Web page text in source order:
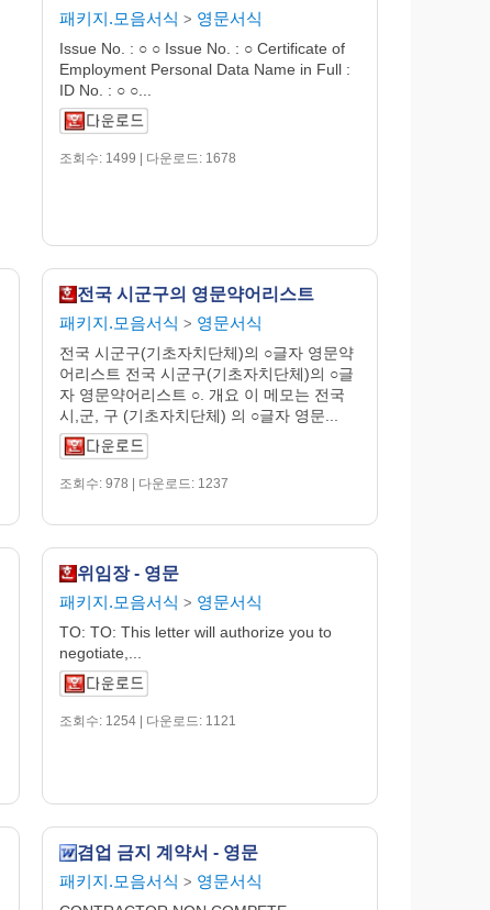
패키지.모음서식 > 영문서식
Issue No. : ○ ○ Issue No. : ○ Certificate of
Employment Personal Data Name in Full :
ID No. : ○ ○...
조회수: 1499 | 다운로드: 1678
전국 시군구의 영문약어리스트
패키지.모음서식 > 영문서식
전국 시군구(기초자치단체)의 ○글자 영문약
어리스트 전국 시군구(기초자치단체)의 ○글
자 영문약어리스트 ○. 개요 이 메모는 전국
시,군, 구 (기초자치단체) 의 ○글자 영문...
조회수: 978 | 다운로드: 1237
위임장 - 영문
패키지.모음서식 > 영문서식
TO: TO: This letter will authorize you to
negotiate,...
조회수: 1254 | 다운로드: 1121
겸업 금지 계약서 - 영문
패키지.모음서식 > 영문서식